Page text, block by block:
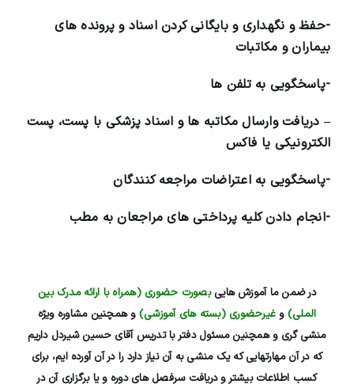
-حفظ و نگهداری و بایگانی کردن اسناد و پرونده های
بیماران و مکاتبات
-پاسخگویی به تلفن ها
– دریافت وارسال مکاتبه ها و اسناد پزشکی با پست، پست
الکترونیکی یا فاکس
-پاسخگویی به اعتراضات مراجعه کنندگان
-انجام دادن کلیه پرداختی های مراجعان به مطب
در ضمن ما آموزش هاییبصورت حضوری (همراه با ارائه مدرک بین
الملی) و غیرحضوری (بسته های آموزشی) و همچنین مشاوره ویژه
منشی گری و همچنین مسئول دفتر با تدریس آقای حسین شیردل داریم
که در آن مهارتهایی که یک منشی به آن نیاز دارد را در آن آورده ایم، برای
کسب اطلاعات بیشتر و دریافت سرفصل های دوره و یا برگزاری آن در